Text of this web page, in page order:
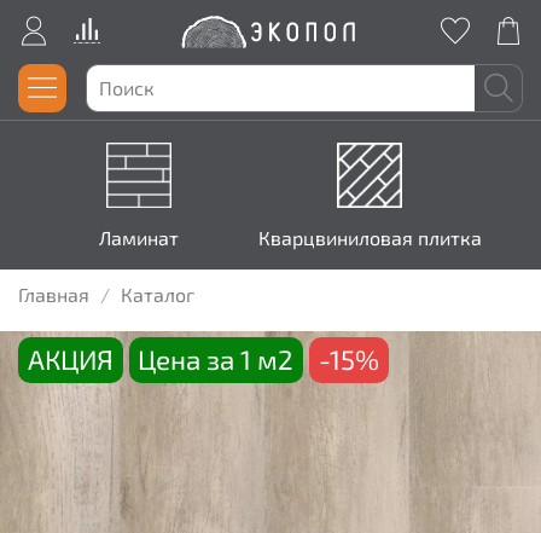
Ламинат Кварцвиниловая плитка
Главная Каталог
АКЦИЯ Цена за 1 м2 -15%